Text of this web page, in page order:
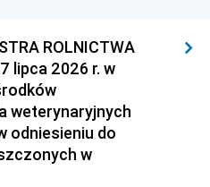
ROLNICTWA
lipca 2026 r. w
weterynaryjnych
odniesieniu do
w